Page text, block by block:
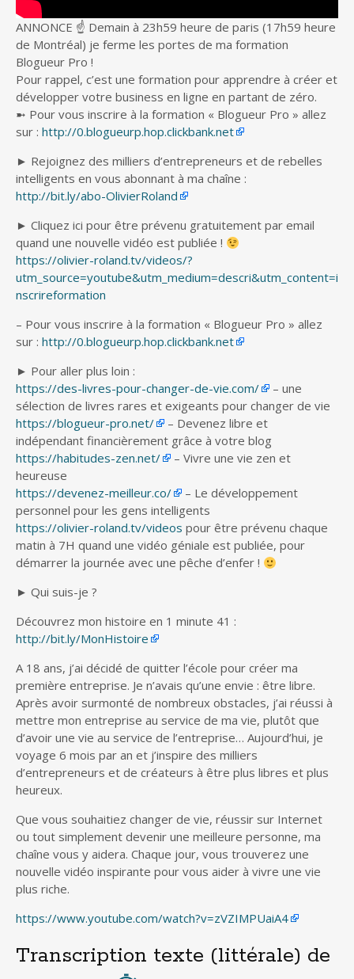
ANNONCE ☝️ Demain à 23h59 heure de paris (17h59 heure
de Montréal) je ferme les portes de ma formation
Blogueur Pro !
Pour rappel, c’est une formation pour apprendre à créer et
développer votre business en ligne en partant de zéro.
➼ Pour vous inscrire à la formation « Blogueur Pro » allez
sur : http://0.blogueurp.hop.clickbank.net
► Rejoignez des milliers d’entrepreneurs et de rebelles
intelligents en vous abonnant à ma chaîne :
http://bit.ly/abo-OlivierRoland
► Cliquez ici pour être prévenu gratuitement par email
quand une nouvelle vidéo est publiée !
https://olivier-roland.tv/videos/?
utm_source=youtube&utm_medium=descri&utm_content=i
nscrireformation
– Pour vous inscrire à la formation « Blogueur Pro » allez
sur : http://0.blogueurp.hop.clickbank.net
► Pour aller plus loin :
https://des-livres-pour-changer-de-vie.com/
– une
sélection de livres rares et exigeants pour changer de vie
https://blogueur-pro.net/
– Devenez libre et
indépendant financièrement grâce à votre blog
https://habitudes-zen.net/
– Vivre une vie zen et
heureuse
https://devenez-meilleur.co/
– Le développement
personnel pour les gens intelligents
https://olivier-roland.tv/videos pour être prévenu chaque
matin à 7H quand une vidéo géniale est publiée, pour
démarrer la journée avec une pêche d’enfer !
► Qui suis-je ?
Découvrez mon histoire en 1 minute 41 :
http://bit.ly/MonHistoire
A 18 ans, j’ai décidé de quitter l’école pour créer ma
première entreprise. Je n’avais qu’une envie : être libre.
Après avoir surmonté de nombreux obstacles, j’ai réussi à
mettre mon entreprise au service de ma vie, plutôt que
d’avoir une vie au service de l’entreprise… Aujourd’hui, je
voyage 6 mois par an et j’inspire des milliers
d’entrepreneurs et de créateurs à être plus libres et plus
heureux.
Que vous souhaitiez changer de vie, réussir sur Internet
ou tout simplement devenir une meilleure personne, ma
chaîne vous y aidera. Chaque jour, vous trouverez une
nouvelle vidéo inspirante pour vous aider à vivre une vie
plus riche.
https://www.youtube.com/watch?v=zVZIMPUaiA4
Transcription texte (littérale) de